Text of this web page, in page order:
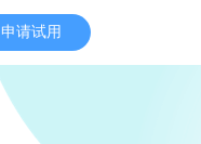
申请试用